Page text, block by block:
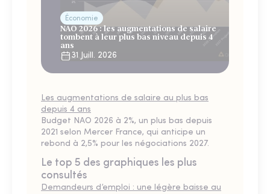
Économie
NAO 2026 : les augmentations de salaire
tombent à leur plus bas niveau depuis 4
ans
31 Juill. 2026
Les augmentations de salaire au plus bas
depuis 4 ans
Budget NAO 2026 à 2%, un plus bas depuis
2021 selon Mercer France, qui anticipe un
rebond à 2,5% pour les négociations 2027.
Le top 5 des graphiques les plus
consultés
Demandeurs d’emploi : une légère baisse au